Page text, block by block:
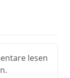
lesen